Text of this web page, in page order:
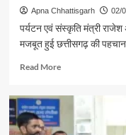
धर्मस्व
श्री
राजेश
हुए
Apna Chhattisgarh 02/
पर्यटन एवं संस्कृति मंत्री राजेश
मजबूत हुई छत्तीसगढ़ की
Read MoreRead
विष्णुदेव
साय